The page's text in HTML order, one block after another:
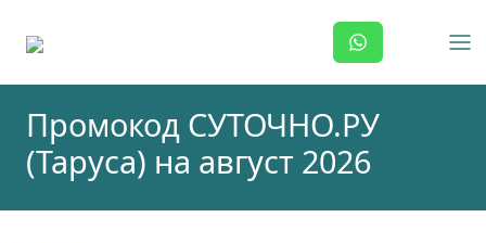
Промокод СУТОЧНО.РУ
(Таруса) на август 2026